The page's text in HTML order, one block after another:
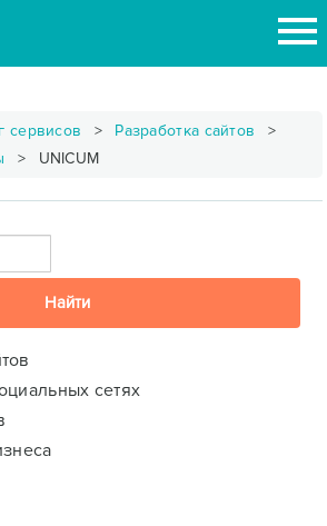
сервисов
Разработка сайтов
UNICUM
сетях